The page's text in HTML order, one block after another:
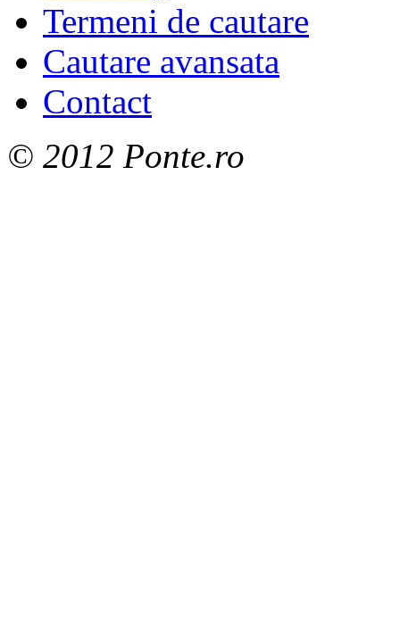
Termeni de cautare
Cautare avansata
Contact
© 2012 Ponte.ro